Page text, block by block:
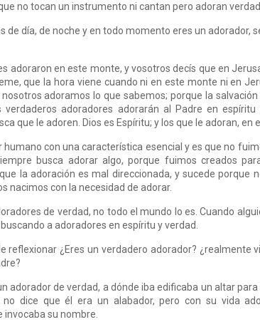
no tocan un instrumento ni cantan pero adoran
de día, de noche y en todo momento eres un adorador,
adoraron en este monte, y vosotros decís que en
que la hora viene cuando ni en este monte ni en
adoramos lo que sabemos; porque la
verdaderos adoradores adorarán al Padre en
que le adoren. Dios es Espíritu; y los que le adoran, en
humano con una característica esencial y es que no
busca adorar algo, porque fuimos creados
la adoración es mal direccionada, y sucede porque
nacimos con la necesidad de adorar.
de verdad, no todo el mundo lo es. Cuando
a adoradores en espíritu y verdad.
reflexionar ¿Eres un verdadero adorador? ¿realmente
adorador de verdad, a dónde iba edificaba un altar
no dice que él era un alabador, pero con su vida
su nombre.